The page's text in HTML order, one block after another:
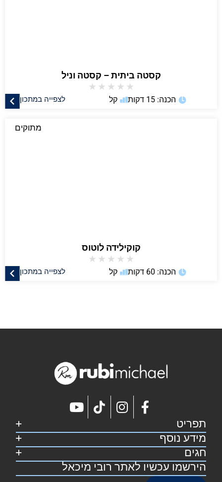
קסטה ביתית – קסטה וניל
★
★
★
★
★
לצפייה במתכון הכנה: 15 דקות קל
מתוקים
קוקילידה לוטוס
★
★
★
★
★
לצפייה במתכון הכנה: 60 דקות קל
תפריט
דף הבית
קצת על רובי
מתכונים
צרו קשר
מידע נוסף
מפת אתר
הצהרת נגישות
תקנון אתר
חגים
סוכות
פסח
הירשמו עכשיו לאתר רובי מיכאל